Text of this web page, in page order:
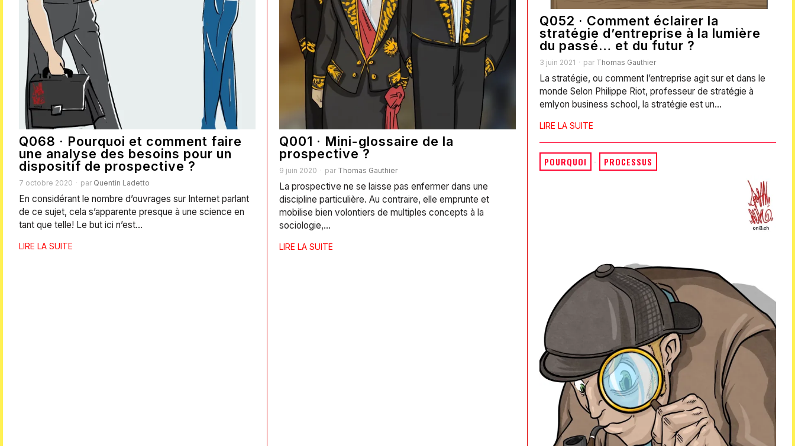
Q068 · Pourquoi et comment faire
une analyse des besoins pour un
dispositif de prospective ?
7 octobre 2020 par Quentin Ladetto
En considérant le nombre d’ouvrages sur Internet parlant
de ce sujet, cela s’apparente presque à une science en
tant que telle! Le but ici n’est…
LIRE LA SUITE
Q001 · Mini-glossaire de la
prospective ?
9 juin 2020 par Thomas Gauthier
La prospective ne se laisse pas enfermer dans une
discipline particulière. Au contraire, elle emprunte et
mobilise bien volontiers de multiples concepts à la
sociologie,…
LIRE LA SUITE
Q052 · Comment éclairer la
stratégie d’entreprise à la lumière
du passé… et du futur ?
3 juin 2021 par Thomas Gauthier
La stratégie, ou comment l’entreprise agit sur et dans le
monde Selon Philippe Riot, professeur de stratégie à
emlyon business school, la stratégie est un…
LIRE LA SUITE
POURQUOI · PROCESSUS